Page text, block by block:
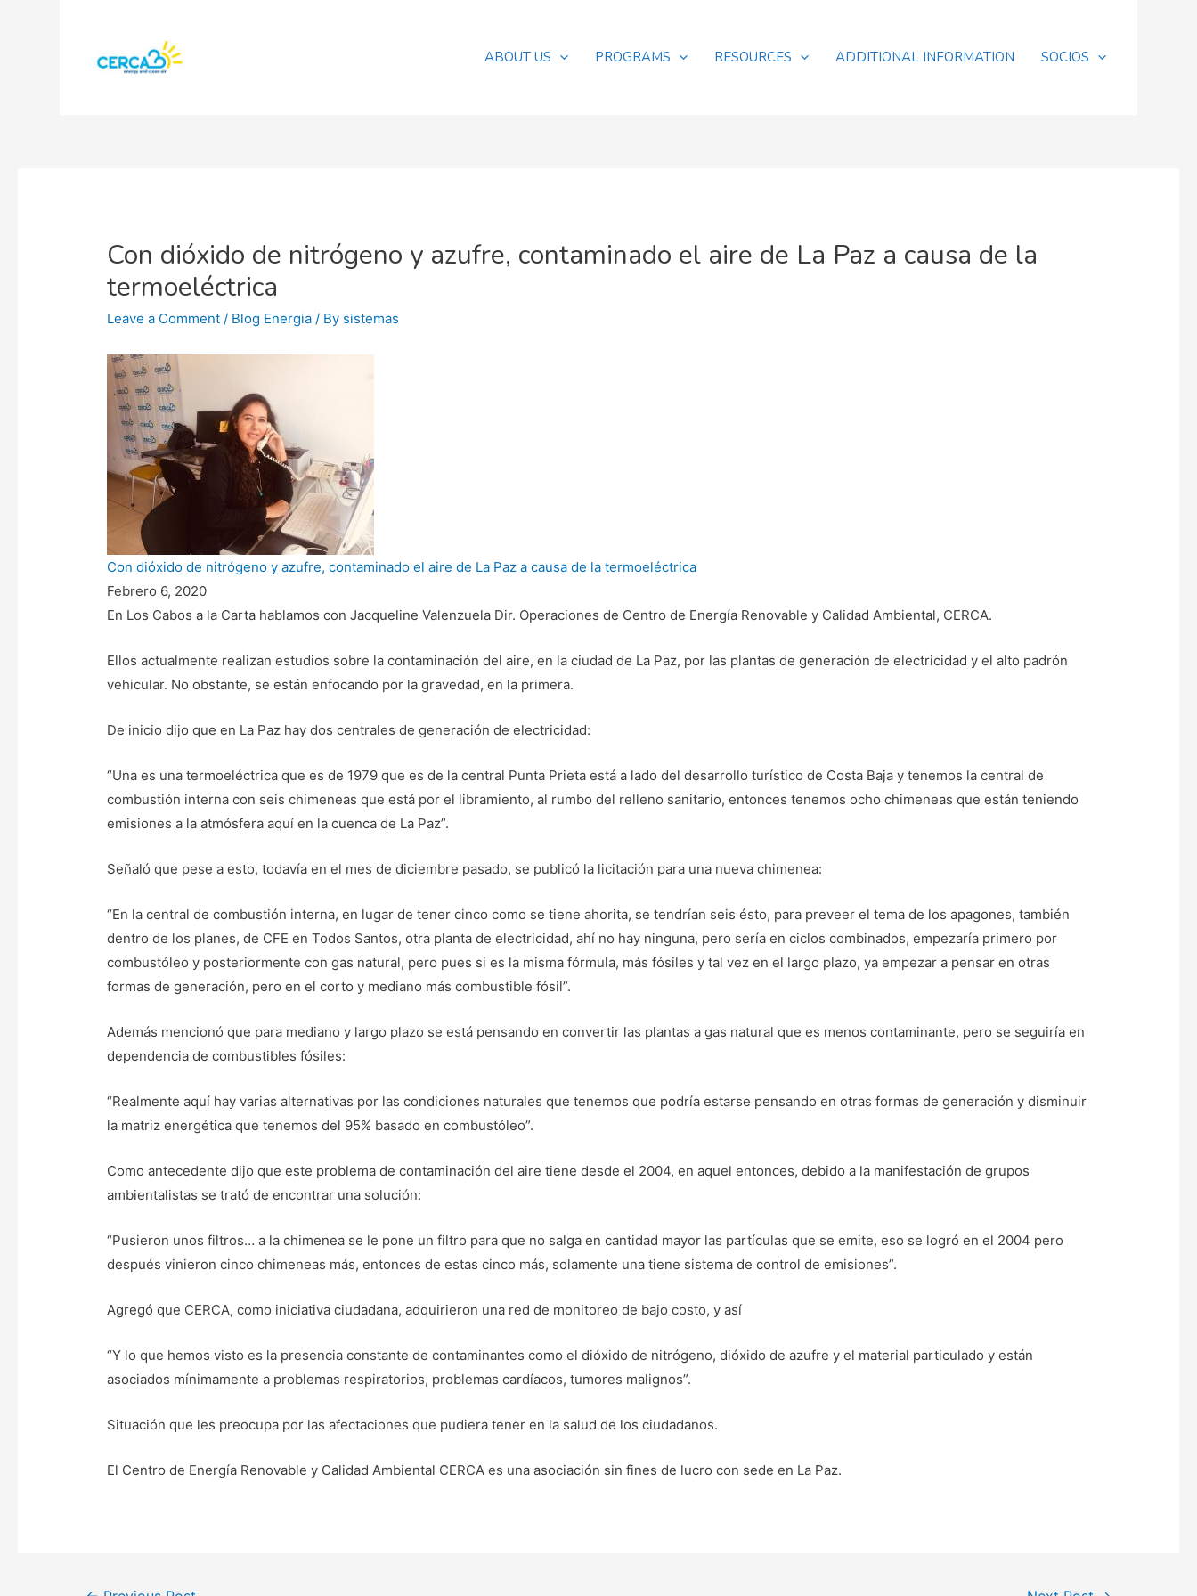
ABOUT US PROGRAMS RESOURCES ADDITIONAL INFORMATION SOCIOS
Con dióxido de nitrógeno y azufre, contaminado el aire de La Paz a causa de la
termoeléctrica
Leave a Comment / Blog Energia / By sistemas
Con dióxido de nitrógeno y azufre, contaminado el aire de La Paz a causa de la termoeléctrica
Febrero 6, 2020
En Los Cabos a la Carta hablamos con Jacqueline Valenzuela Dir. Operaciones de Centro de Energía Renovable y Calidad Ambiental, CERCA.
Ellos actualmente realizan estudios sobre la contaminación del aire, en la ciudad de La Paz, por las plantas de generación de electricidad y el alto padrón
vehicular. No obstante, se están enfocando por la gravedad, en la primera.
De inicio dijo que en La Paz hay dos centrales de generación de electricidad:
“Una es una termoeléctrica que es de 1979 que es de la central Punta Prieta está a lado del desarrollo turístico de Costa Baja y tenemos la central de
combustión interna con seis chimeneas que está por el libramiento, al rumbo del relleno sanitario, entonces tenemos ocho chimeneas que están teniendo
emisiones a la atmósfera aquí en la cuenca de La Paz”.
Señaló que pese a esto, todavía en el mes de diciembre pasado, se publicó la licitación para una nueva chimenea:
“En la central de combustión interna, en lugar de tener cinco como se tiene ahorita, se tendrían seis ésto, para preveer el tema de los apagones, también
dentro de los planes, de CFE en Todos Santos, otra planta de electricidad, ahí no hay ninguna, pero sería en ciclos combinados, empezaría primero por
combustóleo y posteriormente con gas natural, pero pues si es la misma fórmula, más fósiles y tal vez en el largo plazo, ya empezar a pensar en otras
formas de generación, pero en el corto y mediano más combustible fósil”.
Además mencionó que para mediano y largo plazo se está pensando en convertir las plantas a gas natural que es menos contaminante, pero se seguiría en
dependencia de combustibles fósiles:
“Realmente aquí hay varias alternativas por las condiciones naturales que tenemos que podría estarse pensando en otras formas de generación y disminuir
la matriz energética que tenemos del 95% basado en combustóleo”.
Como antecedente dijo que este problema de contaminación del aire tiene desde el 2004, en aquel entonces, debido a la manifestación de grupos
ambientalistas se trató de encontrar una solución:
“Pusieron unos filtros… a la chimenea se le pone un filtro para que no salga en cantidad mayor las partículas que se emite, eso se logró en el 2004 pero
después vinieron cinco chimeneas más, entonces de estas cinco más, solamente una tiene sistema de control de emisiones”.
Agregó que CERCA, como iniciativa ciudadana, adquirieron una red de monitoreo de bajo costo, y así
“Y lo que hemos visto es la presencia constante de contaminantes como el dióxido de nitrógeno, dióxido de azufre y el material particulado y están
asociados mínimamente a problemas respiratorios, problemas cardíacos, tumores malignos”.
Situación que les preocupa por las afectaciones que pudiera tener en la salud de los ciudadanos.
El Centro de Energía Renovable y Calidad Ambiental CERCA es una asociación sin fines de lucro con sede en La Paz.
Post